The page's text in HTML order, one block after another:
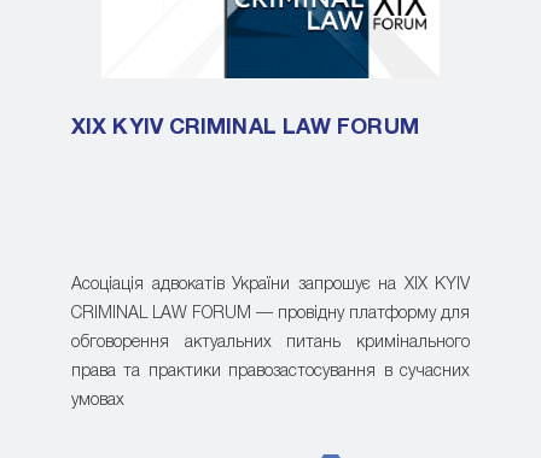
XIX KYIV CRIMINAL LAW FORUM
Асоціація адвокатів України запрошує на XIX KYIV
CRIMINAL LAW FORUM — провідну платформу для
обговорення актуальних питань кримінального
права та практики правозастосування в сучасних
умовах